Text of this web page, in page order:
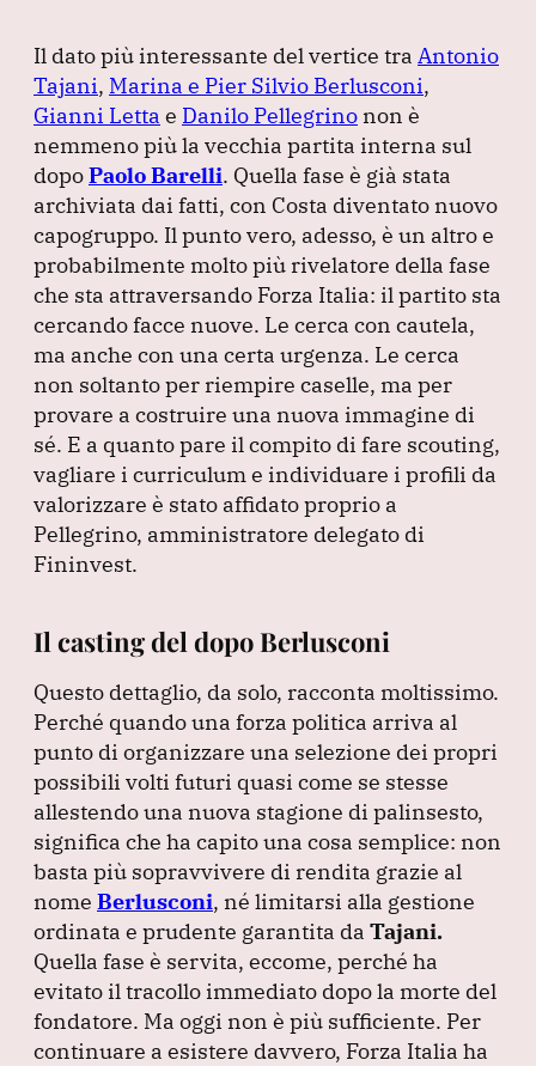
Il dato più interessante del vertice tra Antonio
Tajani, Marina e Pier Silvio Berlusconi,
Gianni Letta e Danilo Pellegrino non è
nemmeno più la vecchia partita interna sul
dopoPaolo Barelli. Quella fase è già stata
archiviata dai fatti, con Costa diventato nuovo
capogruppo. Il punto vero, adesso, è un altro e
probabilmente molto più rivelatore della fase
che sta attraversando Forza Italia: il partito sta
cercando facce nuove. Le cerca con cautela,
ma anche con una certa urgenza. Le cerca
non soltanto per riempire caselle, ma per
provare a costruire una nuova immagine di
sé. E a quanto pare il compito di fare scouting,
vagliare i curriculum e individuare i profili da
valorizzare è stato affidato proprio a
Pellegrino, amministratore delegato di
Fininvest.
Il casting del dopo Berlusconi
Questo dettaglio, da solo, racconta moltissimo.
Perché quando una forza politica arriva al
punto di organizzare una selezione dei propri
possibili volti futuri quasi come se stesse
allestendo una nuova stagione di palinsesto,
significa che ha capito una cosa semplice: non
basta più sopravvivere di rendita grazie al
nome Berlusconi, né limitarsi alla gestione
ordinata e prudente garantita da Tajani.
Quella fase è servita, eccome, perché ha
evitato il tracollo immediato dopo la morte del
fondatore. Ma oggi non è più sufficiente. Per
continuare a esistere davvero, Forza Italia ha